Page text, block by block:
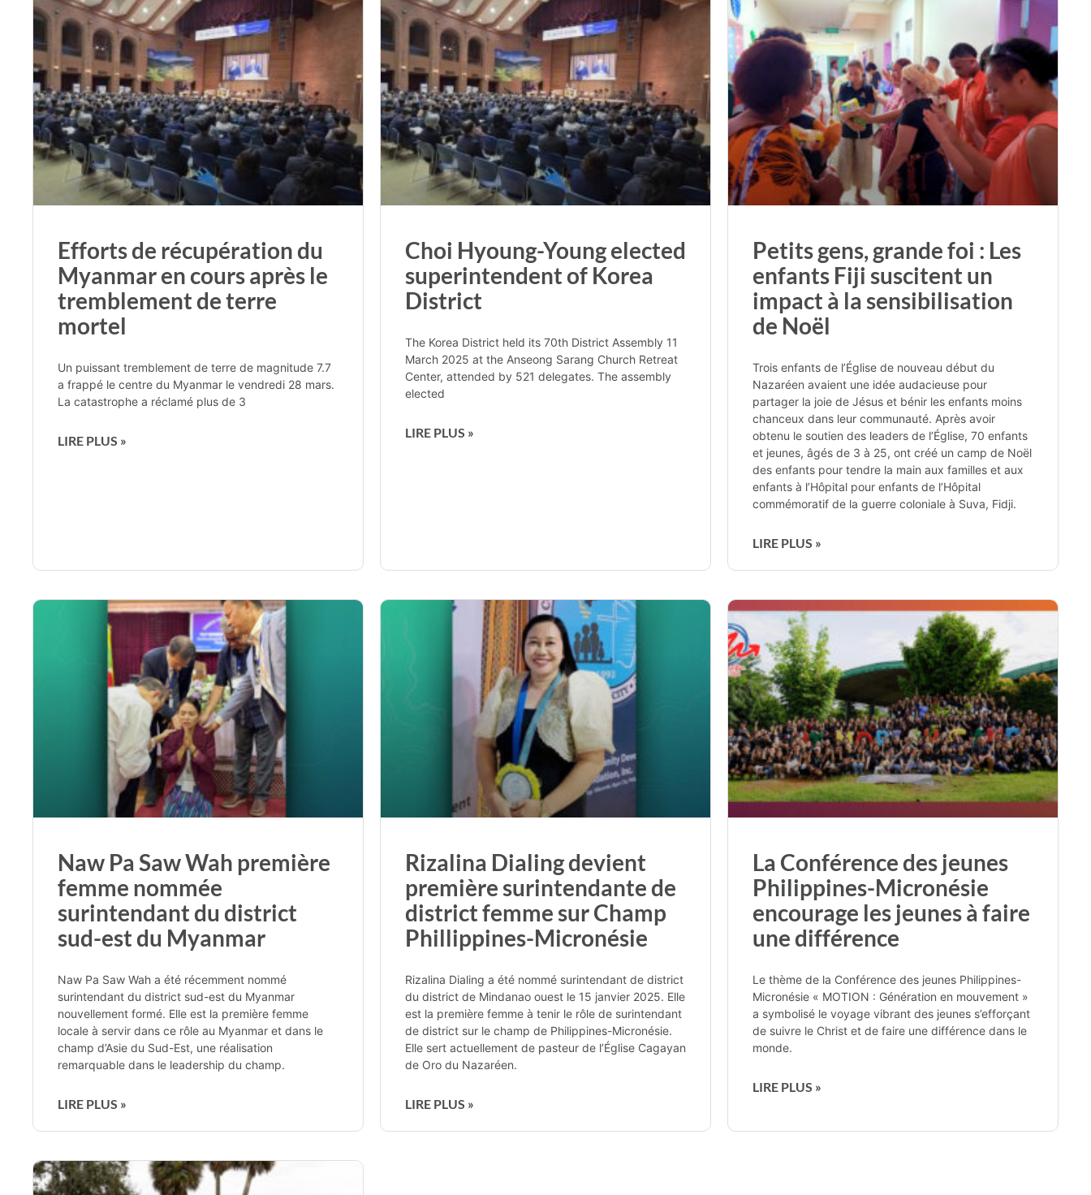
Efforts de récupération du
Myanmar en cours après le
tremblement de terre
mortel
Un puissant tremblement de terre de magnitude 7.7
a frappé le centre du Myanmar le vendredi 28 mars.
La catastrophe a réclamé plus de 3
LIRE PLUS »
Choi Hyoung-Young elected
superintendent of Korea
District
The Korea District held its 70th District Assembly 11
March 2025 at the Anseong Sarang Church Retreat
Center, attended by 521 delegates. The assembly
elected
LIRE PLUS »
Petits gens, grande foi : Les
enfants Fiji suscitent un
impact à la sensibilisation
de Noël
Trois enfants de l’Église de nouveau début du
Nazaréen avaient une idée audacieuse pour
partager la joie de Jésus et bénir les enfants moins
chanceux dans leur communauté. Après avoir
obtenu le soutien des leaders de l’Église, 70 enfants
et jeunes, âgés de 3 à 25, ont créé un camp de Noël
des enfants pour tendre la main aux familles et aux
enfants à l’Hôpital pour enfants de l’Hôpital
commémoratif de la guerre coloniale à Suva, Fidji.
LIRE PLUS »
Naw Pa Saw Wah première
femme nommée
surintendant du district
sud-est du Myanmar
Naw Pa Saw Wah a été récemment nommé
surintendant du district sud-est du Myanmar
nouvellement formé. Elle est la première femme
locale à servir dans ce rôle au Myanmar et dans le
champ d’Asie du Sud-Est, une réalisation
remarquable dans le leadership du champ.
LIRE PLUS »
Rizalina Dialing devient
première surintendante de
district femme sur Champ
Phillippines-Micronésie
Rizalina Dialing a été nommé surintendant de district
du district de Mindanao ouest le 15 janvier 2025. Elle
est la première femme à tenir le rôle de surintendant
de district sur le champ de Philippines-Micronésie.
Elle sert actuellement de pasteur de l’Église Cagayan
de Oro du Nazaréen.
LIRE PLUS »
La Conférence des jeunes
Philippines-Micronésie
encourage les jeunes à faire
une différence
Le thème de la Conférence des jeunes Philippines-
Micronésie « MOTION : Génération en mouvement »
a symbolisé le voyage vibrant des jeunes s’efforçant
de suivre le Christ et de faire une différence dans le
monde.
LIRE PLUS »